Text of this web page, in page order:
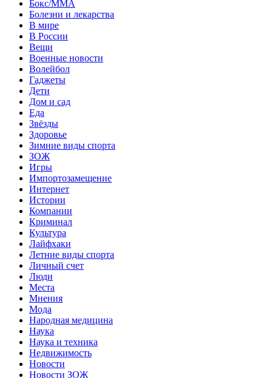
Бокс/MMA
Болезни и лекарства
В мире
В России
Вещи
Военные новости
Волейбол
Гаджеты
Дети
Дом и сад
Еда
Звёзды
Здоровье
Зимние виды спорта
ЗОЖ
Игры
Импортозамещение
Интернет
Истории
Компании
Криминал
Культура
Лайфхаки
Летние виды спорта
Личный счет
Люди
Места
Мнения
Мода
Народная медицина
Наука
Наука и техника
Недвижимость
Новости
Новости ЗОЖ